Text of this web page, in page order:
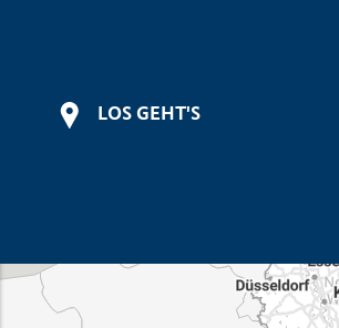
LOS GEHT'S